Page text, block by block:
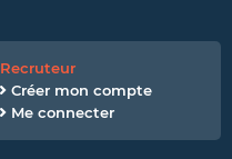
Recruteur
Créer mon compte
Me connecter